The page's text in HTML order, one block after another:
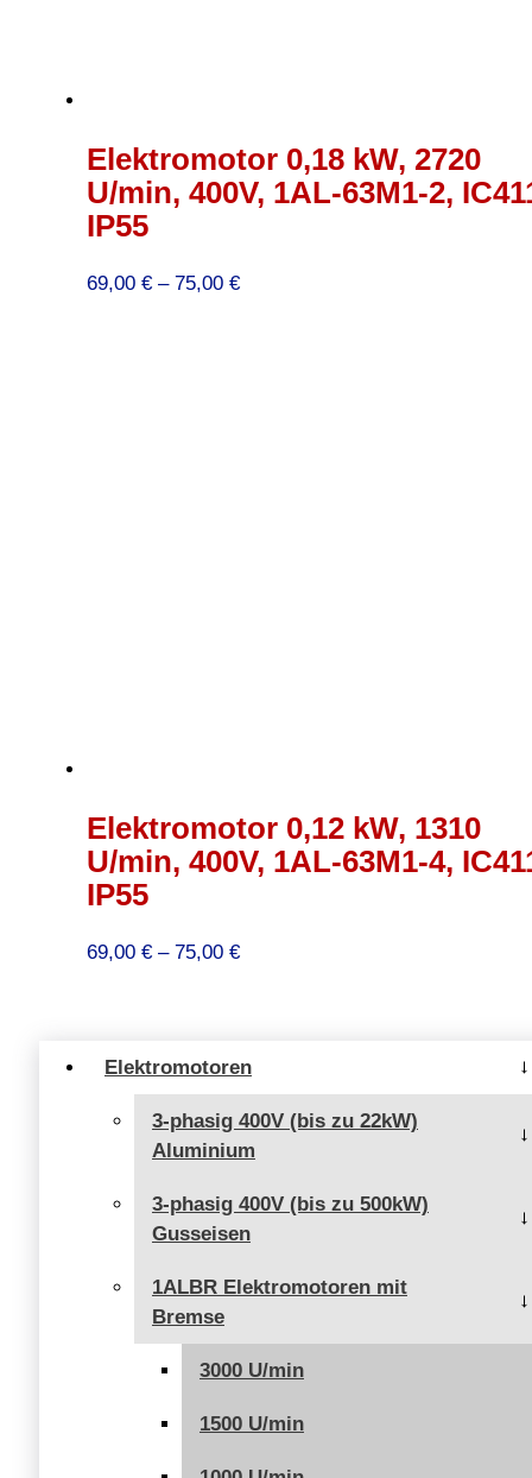
Elektromotoren
3-phasig 400V (bis zu 22kW)
Aluminium
3-phasig 400V (bis zu 500kW)
Gusseisen
1ALBR Elektromotoren mit
Bremse
3000 U/min
1500 U/min
Elektromotor 0,18 kW, 2720
U/min, 400V, 1AL-63M1-2,
IP55
69,00 € – 75,00 €Preisspanne:
Elektromotor 0,12 kW, 1310
U/min, 400V, 1AL-63M1-4,
IP55
69,00 € – 75,00 €Preisspanne: